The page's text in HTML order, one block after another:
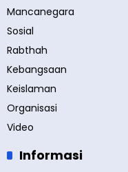
Mancanegara
Sosial
Rabthah
Kebangsaan
Keislaman
Organisasi
Video
Informasi